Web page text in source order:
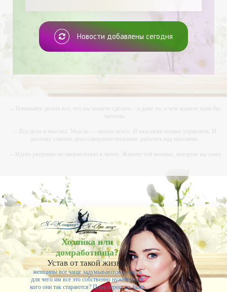
Новости добавлены сегодня
-- Начинайте делать все, что вы можете сделать – и даже то, о чем можете хотя бы
мечтать.
-- Все дело в мыслях. Мысль — начало всего. И мыслями можно управлять. И
поэтому главное дело совершенствования: работать над мыслями.
-- Идите уверенно по направлению к мечте. Живите той жизнью, которую вы сами
-- Самое большое богатство — это ум. Самая большая нищета — глупость. Из всех
страхов самый пугающий — самолюбование.
-- Лучшее, что можно сделать с хорошим советом, это пропустить его мимо ушей. Он
никогда не бывает полезен никому, кроме того, кто его дал.
-- Люблю давать советы и очень не люблю, когда их дают мне.
Хозяйка или
домработница?
Устав от такой жизни,
женщины все чаще задумываются о том, а
для чего им все это собственно нужно и для
кого они так стараются? Пора перестать быть